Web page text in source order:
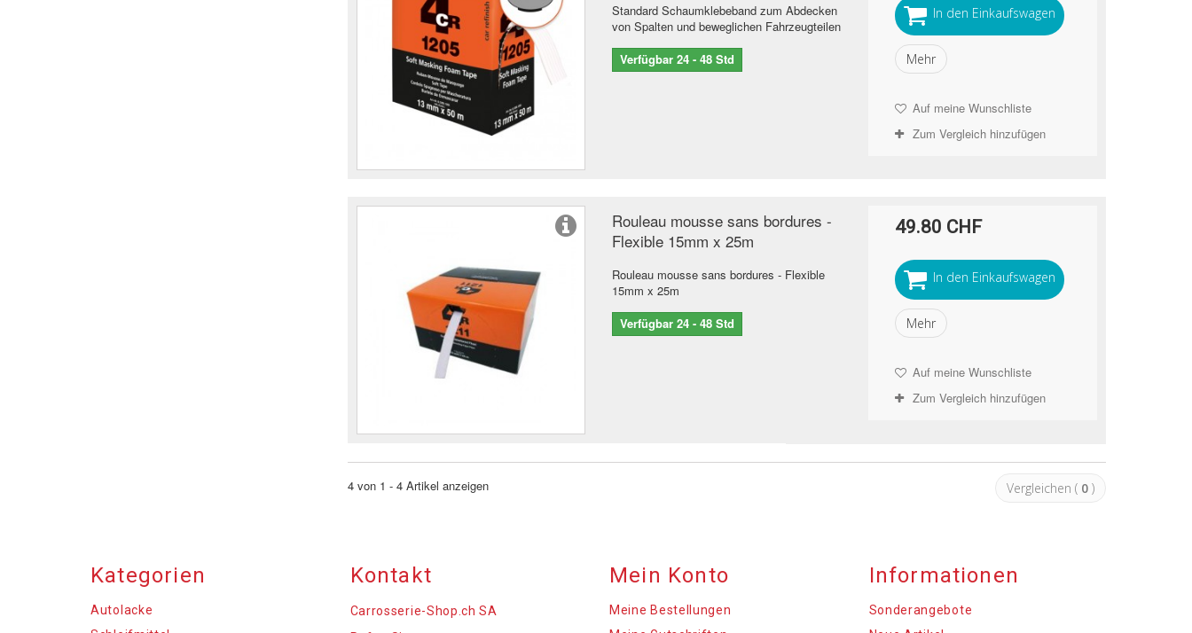
Standard Schaumklebeband zum Abdecken
von Spalten und beweglichen Fahrzeugteilen
Verfügbar 24 - 48 Std
In den Einkaufswagen
Mehr
Auf meine Wunschliste
Zum Vergleich hinzufügen
Rouleau mousse sans bordures -
Flexible 15mm x 25m
Rouleau mousse sans bordures - Flexible
15mm x 25m
Verfügbar 24 - 48 Std
49.80 CHF
In den Einkaufswagen
Mehr
Auf meine Wunschliste
Zum Vergleich hinzufügen
Vergleichen ( 0 )
4 von 1 - 4 Artikel anzeigen
Kategorien
Autolacke
Kontakt
Carrosserie-Shop.ch SA
Mein Konto
Meine Bestellungen
Informationen
Sonderangebote